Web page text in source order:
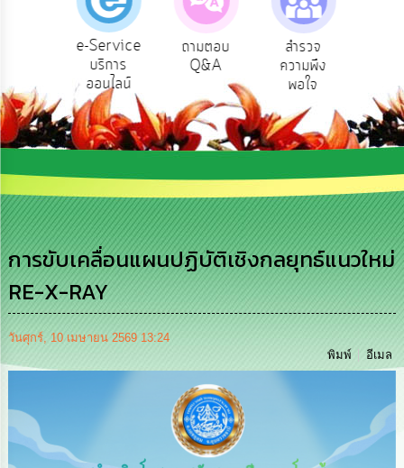
ทรัพยากร
การ
บริหาร
งาน
ส่ง
เสริม
ความ
โปร่งใส
การ
จัด
ซื้อ
จัด
จ้าง
การ
คลัง
ยากร
คล
e-Service
บริการ
ออนไลน์
ถามตอบ
Q&A
สำรวจ
ความพึง
พอใจ
การขับเคลื่อนแผนปฏิบัติเชิงกลยุทธ์แนวใหม่
RE-X-RAY
วันศุกร์, 10 เมษายน 2569 13:24
พิมพ์
อีเมล